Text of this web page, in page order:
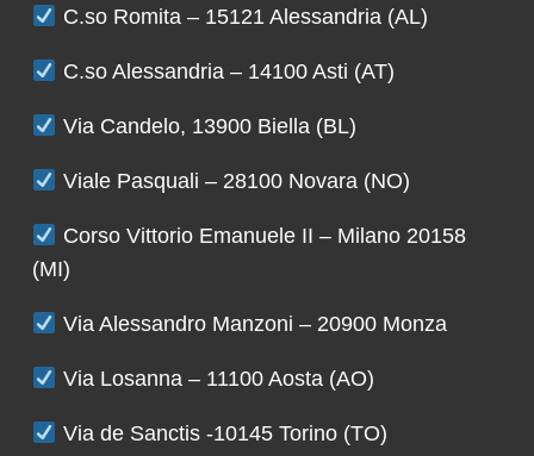
C.so Romita – 15121 Alessandria (AL)
C.so Alessandria – 14100 Asti (AT)
Via Candelo, 13900 Biella (BL)
Viale Pasquali – 28100 Novara (NO)
Corso Vittorio Emanuele II – Milano 20158
(MI)
Via Alessandro Manzoni – 20900 Monza
Via Losanna – 11100 Aosta (AO)
Via de Sanctis -10145 Torino (TO)